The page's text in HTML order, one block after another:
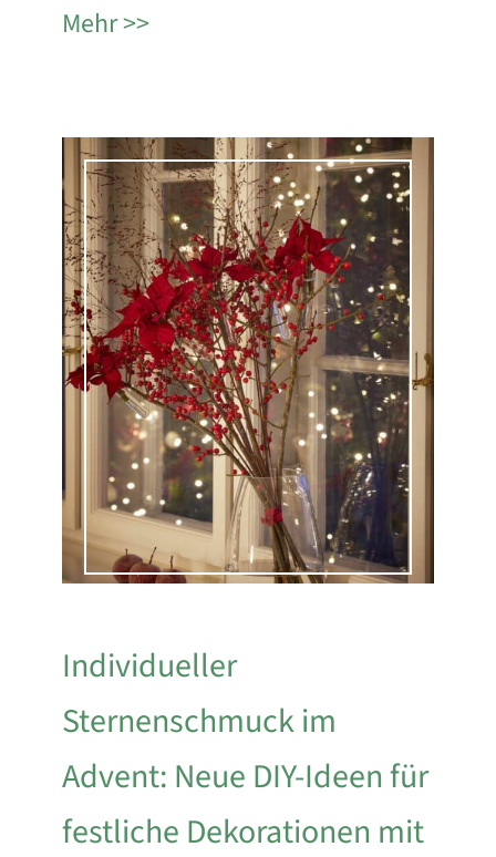
Mehr
Individueller
Sternenschmuck im
Advent: Neue DIY-Ideen für
festliche Dekorationen mit